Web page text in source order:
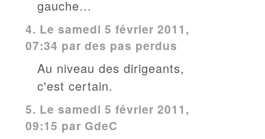
gauche…
4. Le samedi 5 février 2011,
07:34 par des pas perdus
Au niveau des dirigeants,
c'est certain.
5. Le samedi 5 février 2011,
09:15 par GdeC